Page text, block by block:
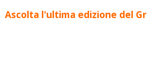
Ascolta l'ultima edizione del Gr